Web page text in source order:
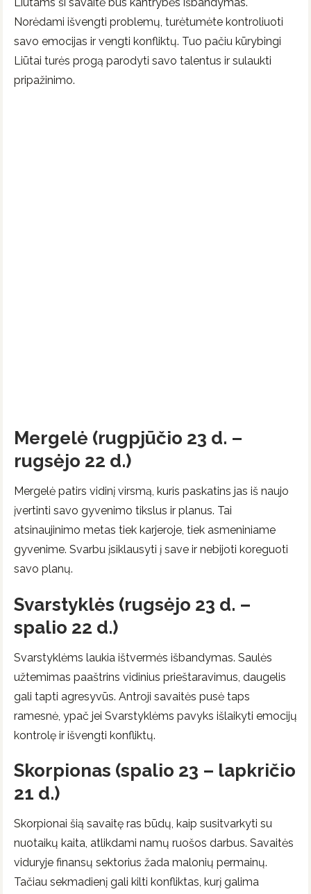
Norėdami išvengti problemų, turėtumėte kontroliuoti
savo emocijas ir vengti konfliktų. Tuo pačiu kūrybingi
Liūtai turės progą parodyti savo talentus ir sulaukti
pripažinimo.
Mergelė (rugpjūčio 23 d. –
rugsėjo 22 d.)
Mergelė patirs vidinį virsmą, kuris paskatins jas iš naujo
įvertinti savo gyvenimo tikslus ir planus. Tai
atsinaujinimo metas tiek karjeroje, tiek asmeniniame
gyvenime. Svarbu įsiklausyti į save ir nebijoti koreguoti
savo planų.
Svarstyklės (rugsėjo 23 d. –
spalio 22 d.)
Svarstyklėms laukia ištvermės išbandymas. Saulės
užtemimas paaštrins vidinius prieštaravimus, daugelis
gali tapti agresyvūs. Antroji savaitės pusė taps
ramesnė, ypač jei Svarstyklėms pavyks išlaikyti emocijų
kontrolę ir išvengti konfliktų.
Skorpionas (spalio 23 – lapkričio
21 d.)
Skorpionai šią savaitę ras būdų, kaip susitvarkyti su
nuotaikų kaita, atlikdami namų ruošos darbus. Savaitės
viduryje finansų sektorius žada malonių permainų.
Tačiau sekmadienį gali kilti konfliktas, kurį galima